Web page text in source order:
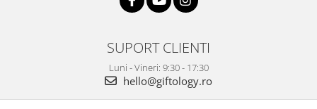
SUPORT CLIENTI
Luni - Vineri: 9:30 - 17:30
hello@giftology.ro